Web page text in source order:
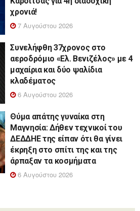
χρονιά!
7 Αυγούστου 2026
Συνελήφθη 37χρονος στο
αεροδρόμιο «Ελ. Βενιζέλος» με 4
μαχαίρια και δύο ψαλίδια
κλαδέματος
6 Αυγούστου 2026
Θύμα απάτης γυναίκα στη
Μαγνησία: Δήθεν τεχνικοί του
ΔΕΔΔΗΕ της είπαν ότι θα γίνει
έκρηξη στο σπίτι της και της
άρπαξαν τα κοσμήματα
6 Αυγούστου 2026